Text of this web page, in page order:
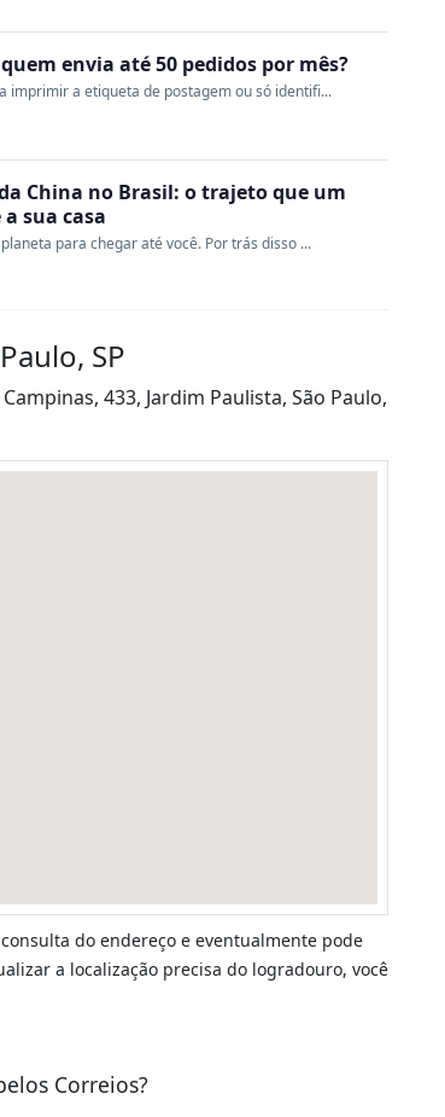
envia até 50 pedidos por mês?
imprimir a etiqueta de postagem ou só identifi...
China no Brasil: o trajeto que um
sua casa
para chegar até você. Por trás disso ...
SP
433, Jardim Paulista, São Paulo,
do endereço e eventualmente pode
a localização precisa do logradouro, você
Correios?